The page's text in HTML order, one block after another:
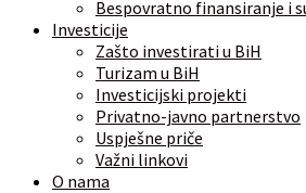
Bespovratno finansiranje i
Investicije
Zašto investirati u BiH
Turizam u BiH
Investicijski projekti
Privatno-javno partnerstvo
Uspješne priče
Važni linkovi
O nama